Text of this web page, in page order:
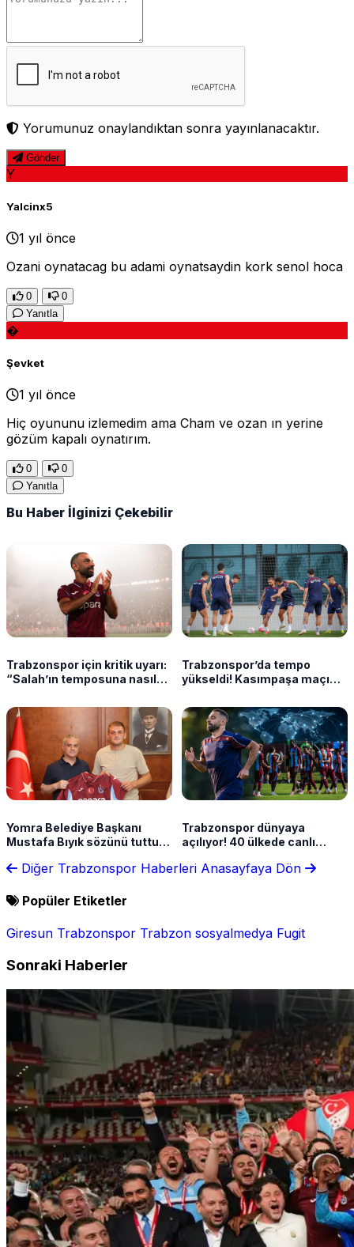
Yorumunuz onaylandıktan sonra yayınlanacaktır.
Gönder
Y
Yalcinx5
1 yıl önce
Ozani oynatacag bu adami oynatsaydin kork senol hoca
0
0
Yanıtla
�
Şevket
1 yıl önce
Hiç oyununu izlemedim ama Cham ve ozan ın yerine
gözüm kapalı oynatırım.
0
0
Yanıtla
Bu Haber İlginizi Çekebilir
Trabzonspor için kritik uyarı:
“Salah’ın temposuna nasıl
Trabzonspor’da tempo
yükseldi! Kasımpaşa maçı
Yomra Belediye Başkanı
Mustafa Bıyık sözünü tuttu:
ağırlandı
Trabzonspor dünyaya
açılıyor! 40 ülkede canlı
Diğer Trabzonspor Haberleri Anasayfaya Dön
Popüler Etiketler
Giresun Trabzonspor Trabzon sosyalmedya Fugit
Sonraki Haberler